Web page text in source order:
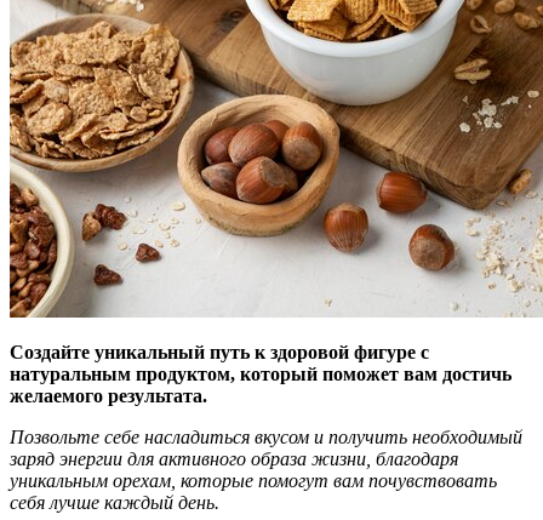
Создайте уникальный путь к здоровой фигуре с
натуральным продуктом, который поможет вам достичь
желаемого результата.
Позвольте себе насладиться вкусом и получить необходимый
заряд энергии для активного образа жизни, благодаря
уникальным орехам, которые помогут вам почувствовать
себя лучше каждый день.